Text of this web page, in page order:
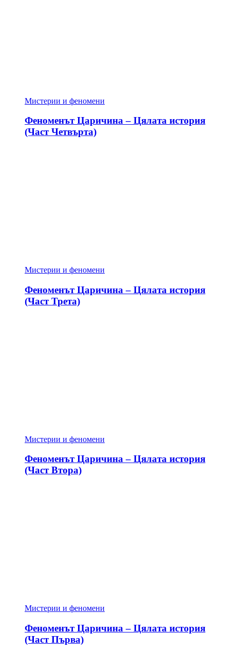
Мистерии и феномени
Феноменът Царичина – Цялата история
(Част Четвърта)
Мистерии и феномени
Феноменът Царичина – Цялата история
(Част Трета)
Мистерии и феномени
Феноменът Царичина – Цялата история
(Част Втора)
Мистерии и феномени
Феноменът Царичина – Цялата история
(Част Първа)